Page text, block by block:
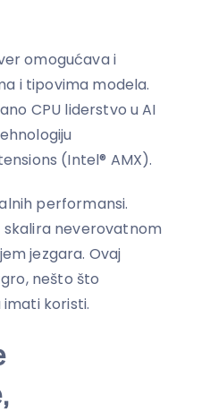
omogućava i
i tipovima modela.
CPU liderstvo u AI
(Intel® AMX).
performansi.
skalira neverovatnom
jezgara. Ovaj
nešto što
koristi.